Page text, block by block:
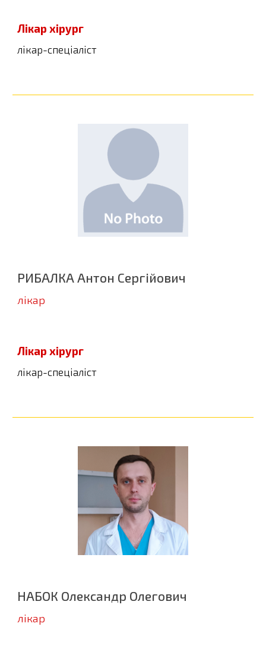
Лікар хірург
лікар-спеціаліст
РИБАЛКА Антон Сергійович
лікар
Лікар хірург
лікар-спеціаліст
НАБОК Олександр Олегович
лікар